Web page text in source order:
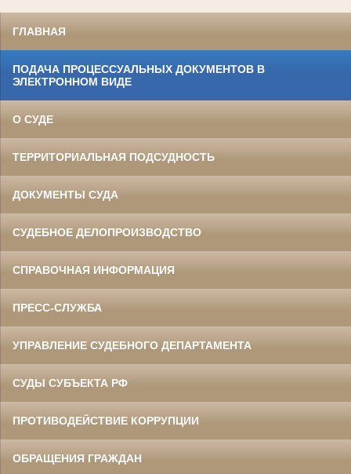
ГЛАВНАЯ
ПОДАЧА ПРОЦЕССУАЛЬНЫХ ДОКУМЕНТОВ В
ЭЛЕКТРОННОМ ВИДЕ
О СУДЕ
ТЕРРИТОРИАЛЬНАЯ ПОДСУДНОСТЬ
ДОКУМЕНТЫ СУДА
СУДЕБНОЕ ДЕЛОПРОИЗВОДСТВО
СПРАВОЧНАЯ ИНФОРМАЦИЯ
ПРЕСС-СЛУЖБА
УПРАВЛЕНИЕ СУДЕБНОГО ДЕПАРТАМЕНТА
СУДЫ СУБЪЕКТА РФ
ПРОТИВОДЕЙСТВИЕ КОРРУПЦИИ
ОБРАЩЕНИЯ ГРАЖДАН